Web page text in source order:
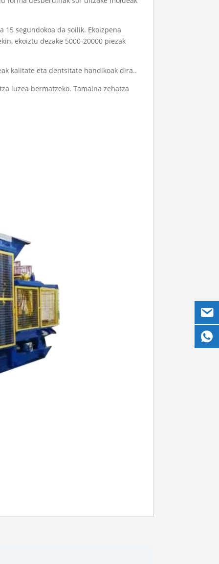
segundokoa da soilik. Ekoizpena
ekoiztu dezake 5000-20000 piezak
kalitate eta dentsitate handikoak dira..
luzea bermatzeko. Tamaina zehatza